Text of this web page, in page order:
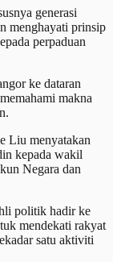
generasi
menghayati prinsip
perpaduan
ke dataran
makna
Liu menyatakan
kepada wakil
Negara dan
politik hadir ke
mendekati rakyat
satu aktiviti